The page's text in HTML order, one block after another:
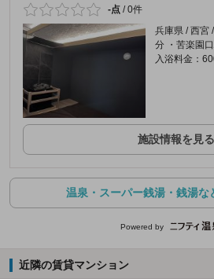
-点 /0件
兵庫県 / 西宮
分 ・苦楽園
入浴料金：
施設情報を見る
温泉・スーパー銭湯・銭湯な
Powered by
近隣の賃貸マンション